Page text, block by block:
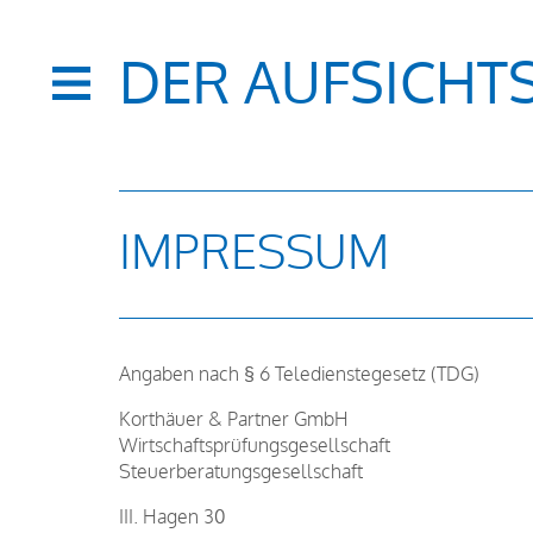
DER
IMPRESSUM
Angaben nach § 6 Teledienstegesetz (TDG)
Korthäuer & Partner GmbH
Wirtschaftsprüfungsgesellschaft
Steuerberatungsgesellschaft
III. Hagen 30